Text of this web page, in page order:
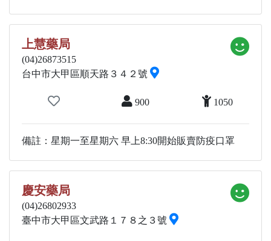
上慧藥局
(04)26873515
台中市大甲區順天路３４２號
900 1050
備註：星期一至星期六 早上8:30開始販賣防疫口罩
慶安藥局
(04)26802933
臺中市大甲區文武路１７８之３號